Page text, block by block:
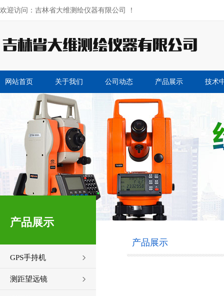
欢迎访问：吉林省大维测绘仪器有限公司 ！
网站首页 关于我们 公司动态 产品展示 技术
产品展示
GPS手持机
测距望远镜
产品展示